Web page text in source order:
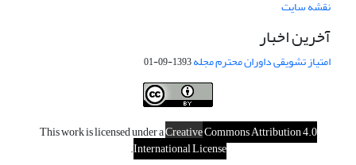
نقشه سایت
آخرین اخبار
امتیاز تشویقی داوران محترم مجله1393-09-01
This work is licensed under aCreativeCommons Attribution 4.0
International License
.